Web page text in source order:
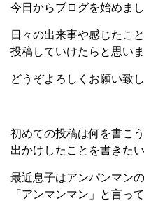
今日からブログを始めまし
日々の出来事や感じたこ
投稿していけたらと思いま
どうぞよろしくお願い致し
初めての投稿は何を書こ
出かけしたことを書きた
最近息子はアンパンマン
「アンマンマン」と言っ